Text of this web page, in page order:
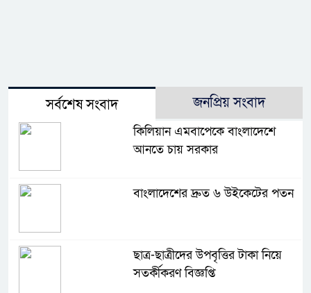
সর্বশেষ সংবাদ জনপ্রিয় সংবাদ
কিলিয়ান এমবাপেকে বাংলাদেশে
আনতে চায় সরকার
বাংলাদেশের দ্রুত ৬ উইকেটের পতন
ছাত্র-ছাত্রীদের উপবৃত্তির টাকা নিয়ে
সতর্কীকরণ বিজ্ঞপ্তি